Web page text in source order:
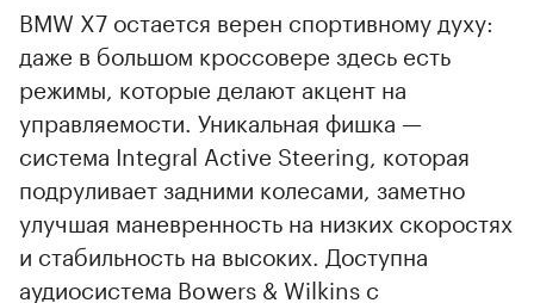
BMW X7 остается верен спортивному духу:
даже в большом кроссовере здесь есть
режимы, которые делают акцент на
управляемости. Уникальная фишка —
система Integral Active Steering, которая
подруливает задними колесами, заметно
улучшая маневренность на низких скоростях
и стабильность на высоких. Доступна
аудиосистема Bowers & Wilkins с